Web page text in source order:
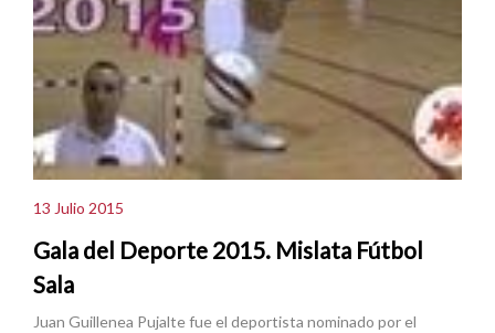
13 Julio 2015
Gala del Deporte 2015. Mislata Fútbol
Sala
Juan Guillenea Pujalte fue el deportista nominado por el